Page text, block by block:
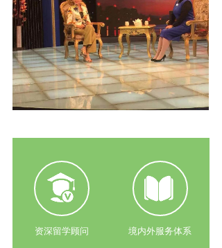
境内外服务体系
资深留学顾问